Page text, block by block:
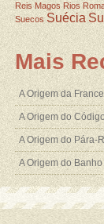
Reis Magos Rios
Suecos Suécia
Mais
A Origem da
A Origem do
A Origem do Pára-
A Origem do Banho